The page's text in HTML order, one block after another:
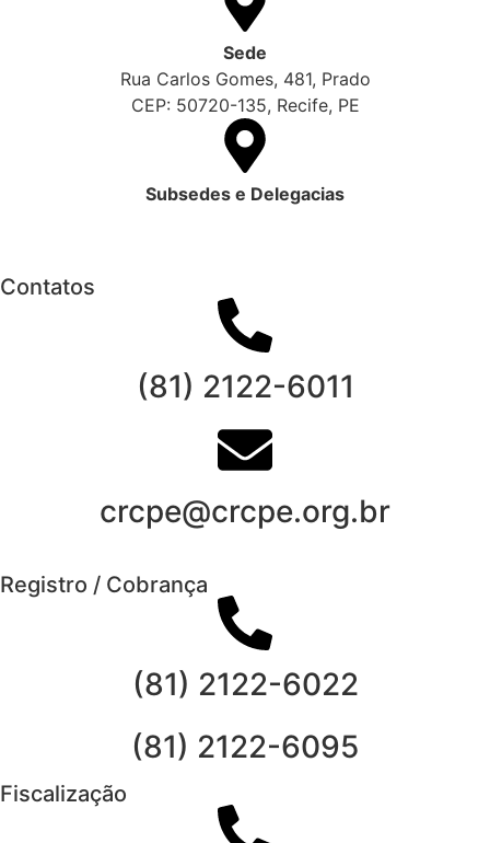
Sede
Rua Carlos Gomes, 481, Prado
CEP: 50720-135, Recife, PE
Subsedes e Delegacias
Contatos
(81) 2122-6011
crcpe@crcpe.org.br
Registro / Cobrança
(81) 2122-6022
(81) 2122-6095
Fiscalização